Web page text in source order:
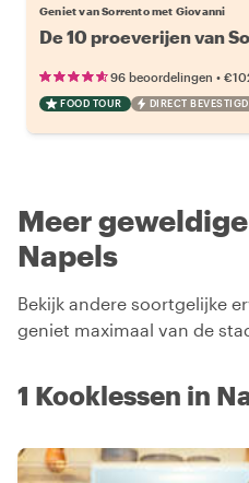
Geniet van Sorrento met Giovanni
De 10 proeverijen van
96 beoordelingen •
FOOD TOUR DIRECT BEVESTIGD
Meer
Napels
Bekijk andere soortgelijke
geniet maximaal van de
1 Kooklessen in